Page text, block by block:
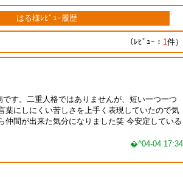
はる様ﾚﾋﾞｭｰ履歴
（ﾚﾋﾞｭｰ： 1件）
す。二重人格ではありませんが、短い一つ一つ
葉にしにくい苦しさを上手く表現していたので気
仲間が出来た気分になりました笑 今安定している
�^04-04 17:34